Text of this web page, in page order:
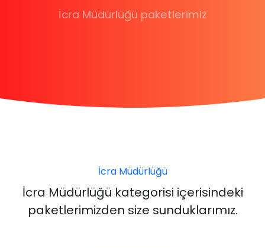
İcra Müdürlüğü paketlerimiz
İcra Müdürlüğü
İcra Müdürlüğü kategorisi içerisindeki
paketlerimizden size sunduklarımız.